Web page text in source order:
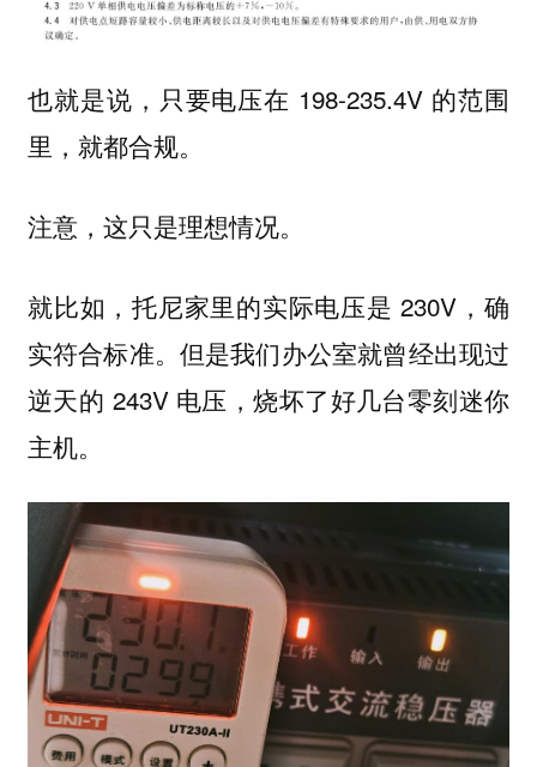
也就是说，只要电压在 198-235.4V 的范围
里，就都合规。
注意，这只是理想情况。
就比如，托尼家里的实际电压是 230V，确
实符合标准。但是我们办公室就曾经出现过
逆天的 243V 电压，烧坏了好几台零刻迷你
主机。